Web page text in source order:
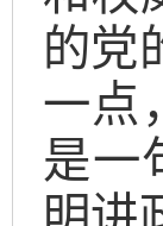
的党
一点
是一